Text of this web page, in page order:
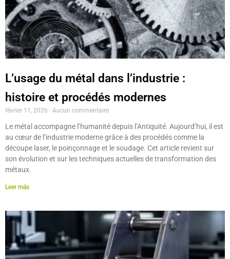
L’usage du métal dans l’industrie :
histoire et procédés modernes
février 11, 2026 Aucun commentaire
Le métal accompagne l’humanité depuis l’Antiquité. Aujourd’hui, il est
au cœur de l’industrie moderne grâce à des procédés comme la
découpe laser, le poinçonnage et le soudage. Cet article revient sur
son évolution et sur les techniques actuelles de transformation des
métaux.
Leer más